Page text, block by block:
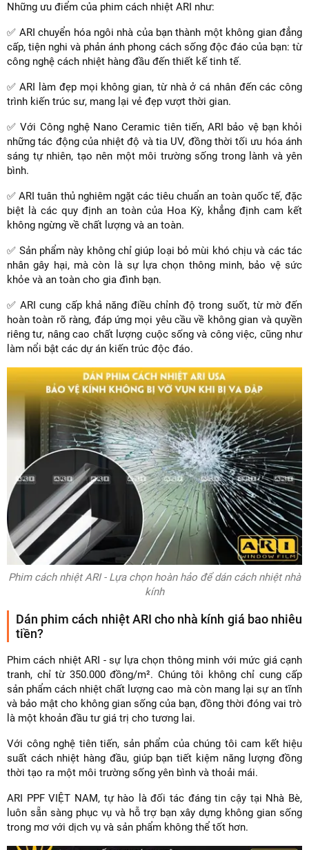
Những ưu điểm của phim cách nhiệt ARI như:
✅ ARI chuyển hóa ngôi nhà của bạn thành một không gian đẳng
cấp, tiện nghi và phản ánh phong cách sống độc đáo của bạn: từ
công nghệ cách nhiệt hàng đầu đến thiết kế tinh tế.
✅ ARI làm đẹp mọi không gian, từ nhà ở cá nhân đến các công
trình kiến trúc sư, mang lại vẻ đẹp vượt thời gian.
✅ Với Công nghệ Nano Ceramic tiên tiến, ARI bảo vệ bạn khỏi
những tác động của nhiệt độ và tia UV, đồng thời tối ưu hóa ánh
sáng tự nhiên, tạo nên một môi trường sống trong lành và yên
bình.
✅ ARI tuân thủ nghiêm ngặt các tiêu chuẩn an toàn quốc tế, đặc
biệt là các quy định an toàn của Hoa Kỳ, khẳng định cam kết
không ngừng về chất lượng và an toàn.
✅ Sản phẩm này không chỉ giúp loại bỏ mùi khó chịu và các tác
nhân gây hại, mà còn là sự lựa chọn thông minh, bảo vệ sức
khỏe và an toàn cho gia đình bạn.
✅ ARI cung cấp khả năng điều chỉnh độ trong suốt, từ mờ đến
hoàn toàn rõ ràng, đáp ứng mọi yêu cầu về không gian và quyền
riêng tư, nâng cao chất lượng cuộc sống và công việc, cũng như
làm nổi bật các dự án kiến trúc độc đáo.
Phim cách nhiệt ARI - Lựa chọn hoàn hảo để dán cách nhiệt nhà
kính
Dán phim cách nhiệt ARI cho nhà kính giá bao nhiêu
tiền?
Phim cách nhiệt ARI - sự lựa chọn thông minh với mức giá cạnh
tranh, chỉ từ 350.000 đồng/m². Chúng tôi không chỉ cung cấp
sản phẩm cách nhiệt chất lượng cao mà còn mang lại sự an tĩnh
và bảo mật cho không gian sống của bạn, đồng thời đóng vai trò
là một khoản đầu tư giá trị cho tương lai.
Với công nghệ tiên tiến, sản phẩm của chúng tôi cam kết hiệu
suất cách nhiệt hàng đầu, giúp bạn tiết kiệm năng lượng đồng
thời tạo ra một môi trường sống yên bình và thoải mái.
ARI PPF VIỆT NAM, tự hào là đối tác đáng tin cậy tại Nhà Bè,
luôn sẵn sàng phục vụ và hỗ trợ bạn xây dựng không gian sống
trong mơ với dịch vụ và sản phẩm không thể tốt hơn.